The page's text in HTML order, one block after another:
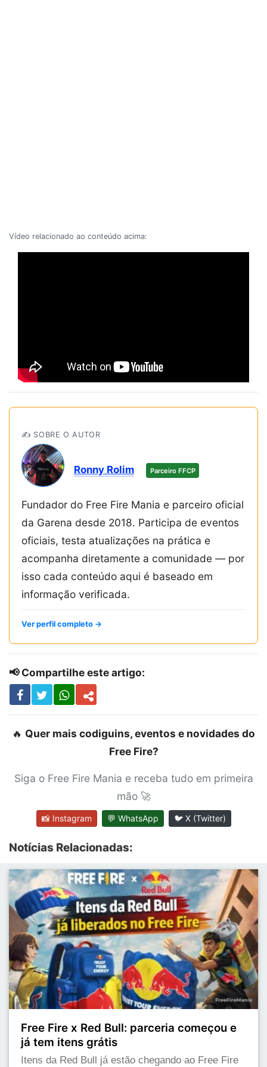
Vídeo relacionado ao conteúdo acima:
✍️ SOBRE O AUTOR
Ronny Rolim Parceiro FFCP
Fundador do Free Fire Mania e parceiro oficial
da Garena desde 2018. Participa de eventos
oficiais, testa atualizações na prática e
acompanha diretamente a comunidade — por
isso cada conteúdo aqui é baseado em
informação verificada.
Ver perfil completo →
📢 Compartilhe este artigo:
🔥 Quer mais codiguins, eventos e novidades do
Free Fire?
Siga o Free Fire Mania e receba tudo em primeira
mão 🚀
📸 Instagram 💬 WhatsApp 🐦 X (Twitter)
Notícias Relacionadas:
Free Fire x Red Bull: parceria começou e
já tem itens grátis
Itens da Red Bull já estão chegando ao Free Fire